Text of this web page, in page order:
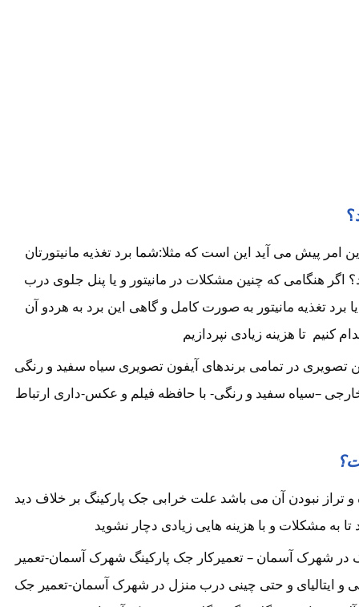
پیش می آید این است که مثلا:شما برد تغذیه مانیتورتان
هنگامی که چنین مشکلات در مانیتور و یا پنل جلوی درب
تغذیه مانیتور به صورت کامل و گاهی این برد به هردو آن
تا هزینه زیادی نپردازیم
تصویری در تمامی برندهای آیفون تصویری سیاه سفید و رنگی
–سیاه سفید و رنگی- با حافظه فیلم و عکس-داری ارتباط
نبودن آن می باشد علت خرابی جک پارکینگ بر خلاف دید
به مشکلات و با هزینه هایی زیادی دچار نشوید
شهرک آسمان – تعمیرکار جک پارکینگ شهرک آسمان-تعمیر
و ایتالیای و حتی چینی درب منزل در شهرک آسمان-تعمیر جک